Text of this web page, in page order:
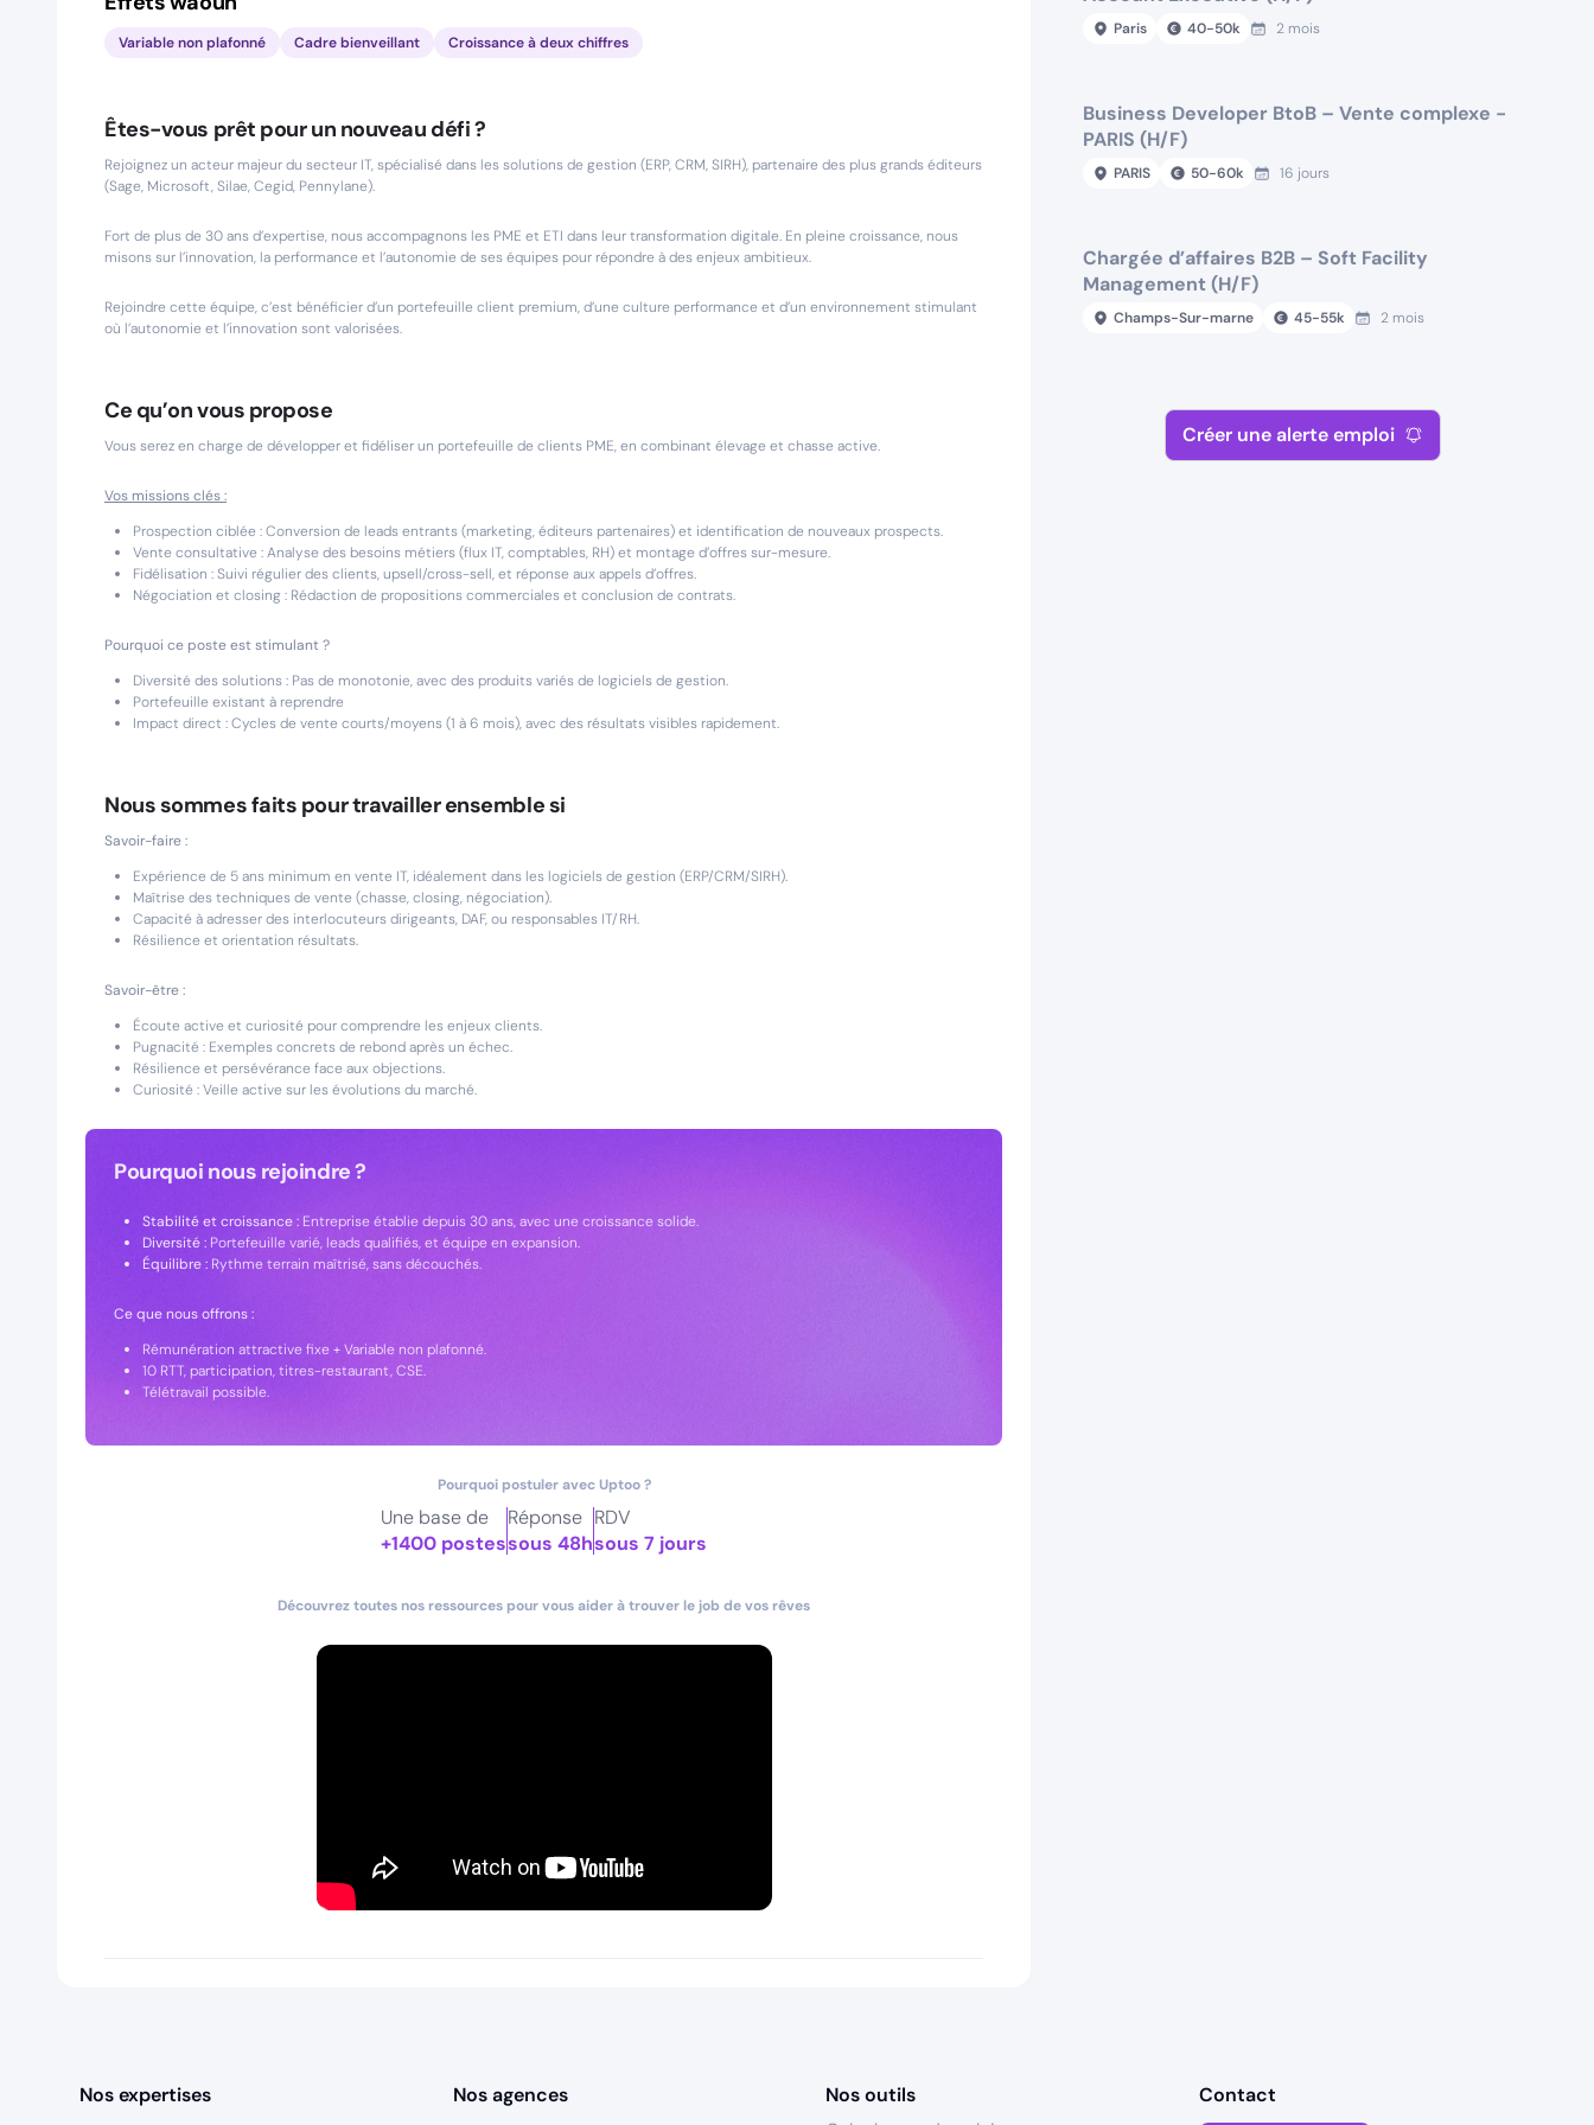
Variable non plafonné Cadre bienveillant Croissance à deux chiffres
Êtes-vous prêt pour un nouveau défi ?
Rejoignez un acteur majeur du secteur IT, spécialisé dans les solutions de gestion (ERP, CRM, SIRH), partenaire des plus grands éditeurs
(Sage, Microsoft, Silae, Cegid, Pennylane).
Fort de plus de 30 ans d’expertise, nous accompagnons les PME et ETI dans leur transformation digitale. En pleine croissance, nous
misons sur l’innovation, la performance et l’autonomie de ses équipes pour répondre à des enjeux ambitieux.
Rejoindre cette équipe, c’est bénéficier d’un portefeuille client premium, d’une culture performance et d’un environnement stimulant
où l’autonomie et l’innovation sont valorisées.
Ce qu’on vous propose
Vous serez en charge de développer et fidéliser un portefeuille de clients PME, en combinant élevage et chasse active.
Vos missions clés :
Prospection ciblée : Conversion de leads entrants (marketing, éditeurs partenaires) et identification de nouveaux prospects.
Vente consultative : Analyse des besoins métiers (flux IT, comptables, RH) et montage d’offres sur-mesure.
Fidélisation : Suivi régulier des clients, upsell/cross-sell, et réponse aux appels d’offres.
Négociation et closing : Rédaction de propositions commerciales et conclusion de contrats.
Pourquoi ce poste est stimulant ?
Diversité des solutions : Pas de monotonie, avec des produits variés de logiciels de gestion.
Portefeuille existant à reprendre
Impact direct : Cycles de vente courts/moyens (1 à 6 mois), avec des résultats visibles rapidement.
Nous sommes faits pour travailler ensemble si
Savoir-faire :
Expérience de 5 ans minimum en vente IT, idéalement dans les logiciels de gestion (ERP/CRM/SIRH).
Maîtrise des techniques de vente (chasse, closing, négociation).
Capacité à adresser des interlocuteurs dirigeants, DAF, ou responsables IT/RH.
Résilience et orientation résultats.
Savoir-être :
Écoute active et curiosité pour comprendre les enjeux clients.
Pugnacité : Exemples concrets de rebond après un échec.
Résilience et persévérance face aux objections.
Curiosité : Veille active sur les évolutions du marché.
Pourquoi nous rejoindre ?
Stabilité et croissance : Entreprise établie depuis 30 ans, avec une croissance solide.
Diversité : Portefeuille varié, leads qualifiés, et équipe en expansion.
Équilibre : Rythme terrain maîtrisé, sans découchés.
Ce que nous offrons :
Rémunération attractive fixe + Variable non plafonné.
10 RTT, participation, titres-restaurant, CSE.
Télétravail possible.
Pourquoi postuler avec Uptoo ?
Une base de
+1400 postes
Réponse
sous 48h
RDV
sous 7 jours
Découvrez toutes nos ressources pour vous aider à trouver le job de vos rêves
Paris 40-50k 2 mois
Business Developer BtoB – Vente complexe -
PARIS (H/F)
PARIS 50-60k 16 jours
Chargée d’affaires B2B – Soft Facility
Management (H/F)
Champs-Sur-marne 45-55k 2 mois
Créer une alerte emploi
Nos expertises
Nos agences
Nos outils
Contact